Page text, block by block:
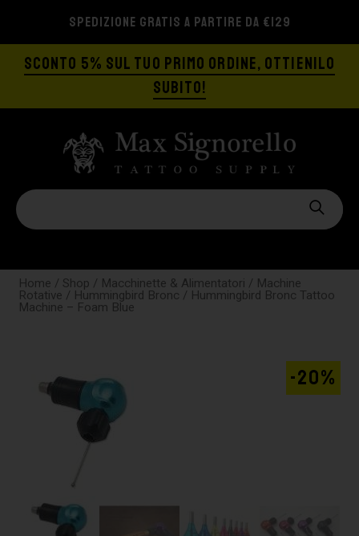
SPEDIZIONE GRATIS A PARTIRE DA €129
SCONTO 5% SUL TUO PRIMO ORDINE, OTTIENILO
SUBITO!
Home / Shop / Macchinette & Alimentatori / Machine
Rotative / Hummingbird Bronc / Hummingbird Bronc Tattoo
Machine – Foam Blue
-20%